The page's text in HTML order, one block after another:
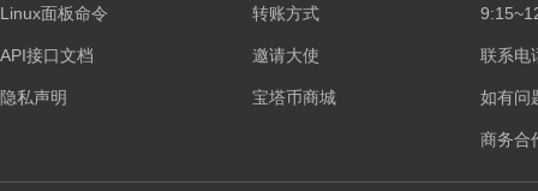
Linux面板命令
API接口文档
隐私声明
转账方式
邀请大使
宝塔币商城
联系电
如有问
商务合